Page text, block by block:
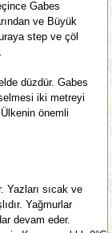
Gabes
ve Büyük
step ve çöl
düzdür. Gabes
iki metreyi
önemli
Yazları sıcak ve
Yağmurlar
devam eder.